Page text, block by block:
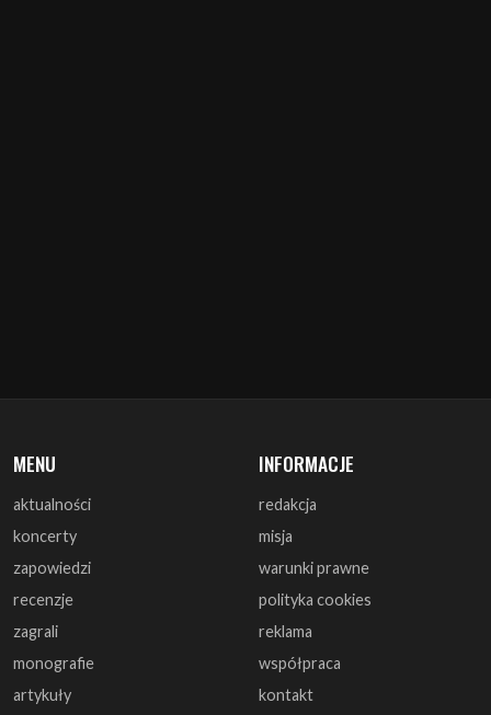
MENU
aktualności
koncerty
zapowiedzi
recenzje
zagrali
monografie
artykuły
INFORMACJE
redakcja
misja
warunki prawne
polityka cookies
reklama
współpraca
kontakt